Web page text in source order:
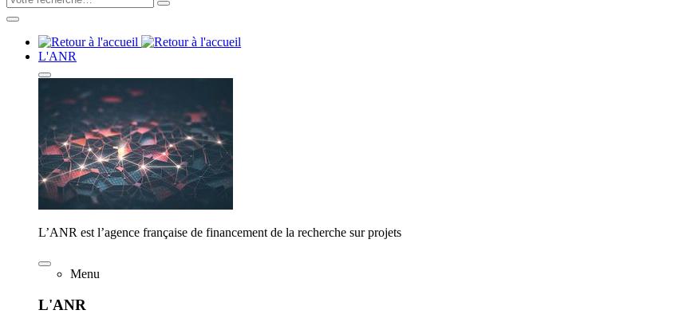
L'ANR
L’ANR est l’agence française de financement de la recherche sur projets
Menu
L'ANR